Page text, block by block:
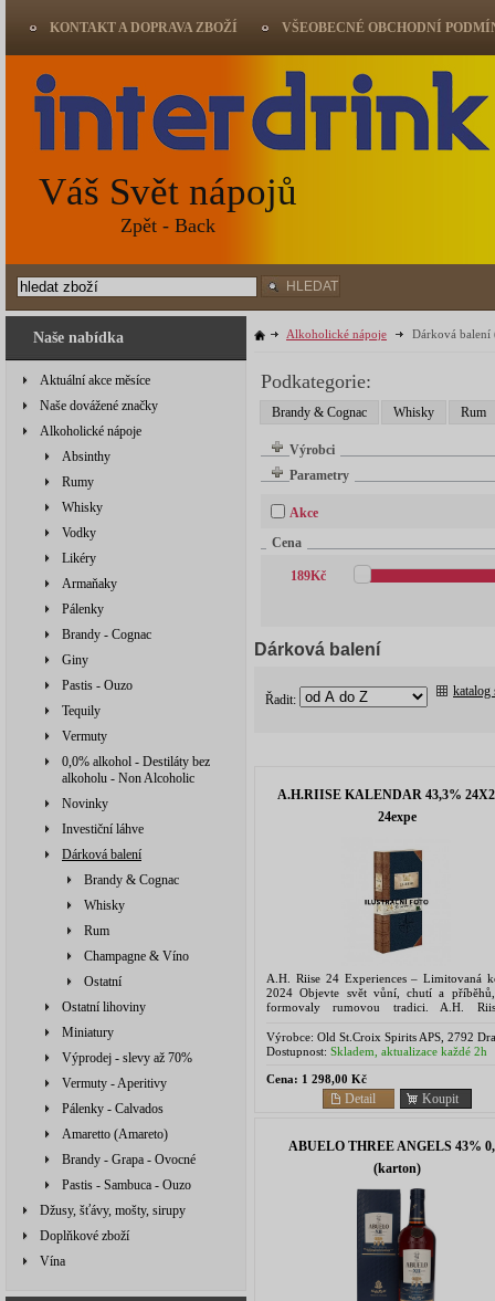
Naše nabídka
Aktuální akce měsíce
Naše dovážené značky
Alkoholické nápoje
Absinthy
Rumy
Whisky
Vodky
Likéry
Armaňaky
Pálenky
Brandy - Cognac
Giny
Pastis - Ouzo
Tequily
Vermuty
0,0% alkohol - Destiláty bez
alkoholu - Non Alcoholic
Novinky
Investiční láhve
Dárková balení
Brandy & Cognac
Whisky
Rum
Champagne & Víno
Ostatní
Ostatní lihoviny
Miniatury
Výprodej - slevy až 70%
Vermuty - Aperitivy
Pálenky - Calvados
Amaretto (Amareto)
Brandy - Grapa - Ovocné
Pastis - Sambuca - Ouzo
Džusy, šťávy, mošty, sirupy
Doplňkové zboží
Vína
Alkoholické nápoje Dárková balení
Podkategorie:
Brandy & Cognac Whisky Rum
Výrobci
Parametry
Akce
Cena
189Kč
Dárková balení
Řadit:
katalog
A.H.RIISE KALENDAR 43,3%
24expe
A.H. Riise 24 Experiences – Limitovaná
2024 Objevte svět vůní, chutí a
formovaly rumovou tradici. A.H.
sběratelská výprava napříč...
Výrobce: Old St.Croix Spirits APS, 2792
Denmark
Dostupnost: Skladem, aktualizace každé 2h
Cena: 1 298,00 Kč
Koupit
Detail
ABUELO THREE ANGELS 43%
(karton)
KONTAKT A DOPRAVA ZBOŽÍ VŠEOBECNÉ OBCHODNÍ
Váš Svět nápojů
Zpět - Back
HLEDAT